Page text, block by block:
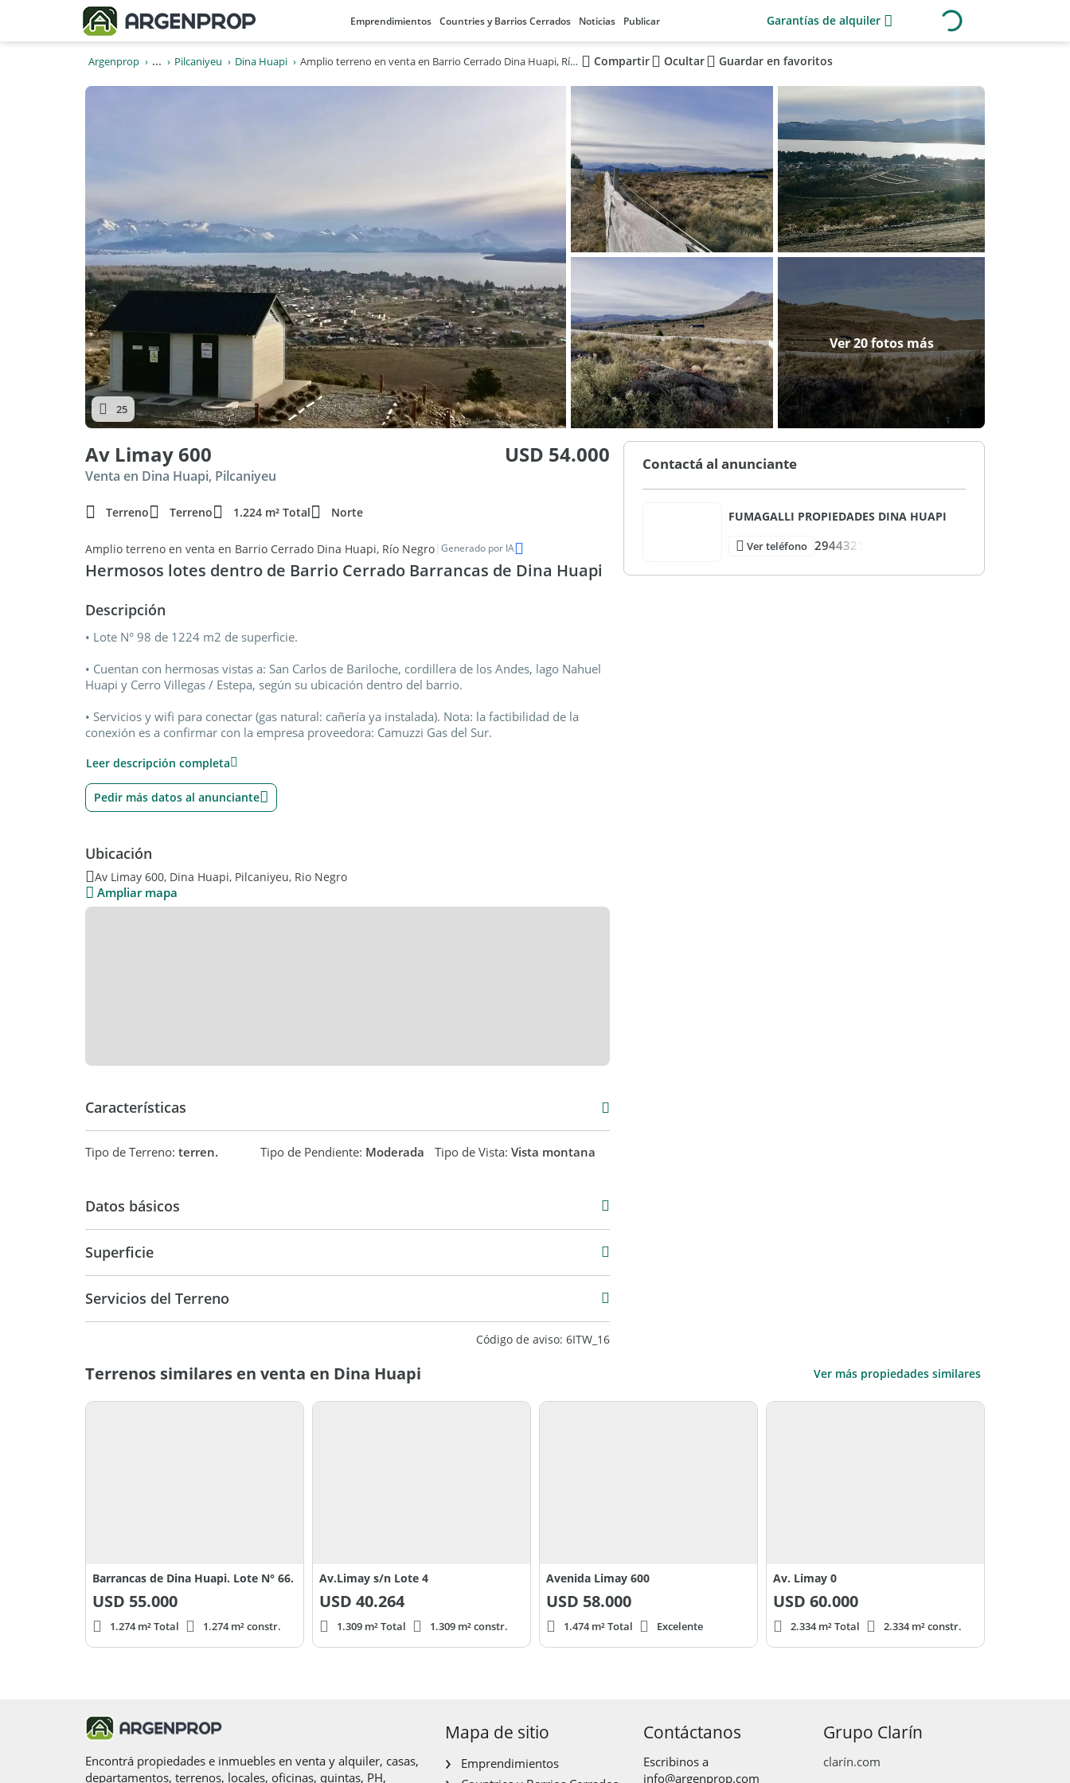
Emprendimientos Countries y Barrios Cerrados Noticias Publicar Garantías de alquiler
Argenprop ... Pilcaniyeu Dina Huapi Amplio terreno en venta en Barrio Cerrado Dina Huapi, Río Negro Compartir Ocultar Guardar en favoritos
Ver 20 fotos más
25
Av Limay 600 USD 54.000
Venta en Dina Huapi, Pilcaniyeu
Terreno Terreno 1.224 m² Total Norte
Amplio terreno en venta en Barrio Cerrado Dina Huapi, Río Negro| Generado por IA
Hermosos lotes dentro de Barrio Cerrado Barrancas de Dina Huapi
Descripción
• Lote N° 98 de 1224 m2 de superficie.
• Cuentan con hermosas vistas a: San Carlos de Bariloche, cordillera de los Andes, lago Nahuel
Huapi y Cerro Villegas / Estepa, según su ubicación dentro del barrio.
• Servicios y wifi para conectar (gas natural: cañería ya instalada). Nota: la factibilidad de la
conexión es a confirmar con la empresa proveedora: Camuzzi Gas del Sur.
• Seguridad privada
• Sum de usos múltiples
• Luminaria en calles de acceso.
Consulte disponibilidad.
Leer descripción completa
Pedir más datos al anunciante
Ubicación
Av Limay 600, Dina Huapi, Pilcaniyeu, Rio Negro
Ampliar mapa
Características
Tipo de Terreno: terren. Tipo de Pendiente: Moderada Tipo de Vista:Vista montana
Datos básicos
Superficie
Servicios del Terreno
Código de aviso: 6ITW_16
Contactá al anunciante
FUMAGALLI PROPIEDADES DINA HUAPI
Ver teléfono 2944321
Terrenos similares en venta en Dina Huapi Ver más propiedades similares
Barrancas de Dina Huapi. Lote N° 66.
USD 55.000
1.274 m² Total 1.274 m² constr.
Av.Limay s/n Lote 4
USD 40.264
1.309 m² Total 1.309 m² constr.
Avenida Limay 600
USD 58.000
1.474 m² Total Excelente
Av. Limay 0
USD 60.000
2.334 m² Total 2.334 m² constr.
Encontrá propiedades e inmuebles en venta y alquiler, casas,
departamentos, terrenos, locales, oficinas, quintas, PH,
Mapa de sitio
Emprendimientos
Contáctanos
Escribinos a
info@argenprop.com
Grupo Clarín
clarín.com